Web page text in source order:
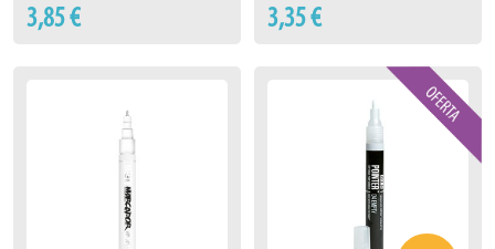
3,85 € 3,35 €